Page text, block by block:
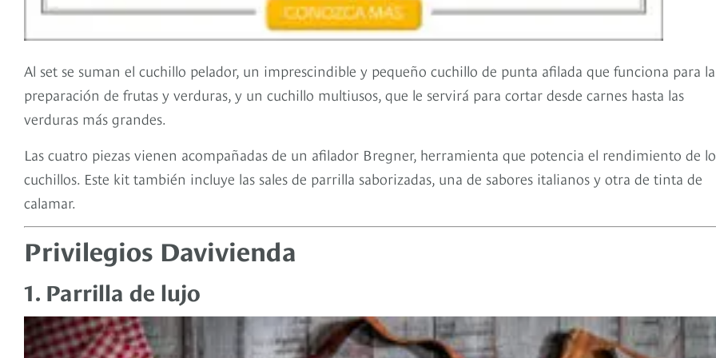
Al set se suman el cuchillo pelador, un imprescindible y pequeño cuchillo de punta afilada que funciona para la
preparación de frutas y verduras, y un cuchillo multiusos, que le servirá para cortar desde carnes hasta las
verduras más grandes.
Las cuatro piezas vienen acompañadas de un afilador Bregner, herramienta que potencia el rendimiento de
cuchillos. Este kit también incluye las sales de parrilla saborizadas, una de sabores italianos y otra de tinta de
calamar.
Privilegios Davivienda
1. Parrilla de lujo